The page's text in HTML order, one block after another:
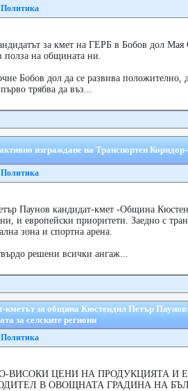
Политика
за кмет на ГЕРБ в Бобов дол Мая
полза на общината ни.
Бобов дол да се развива
трябва да въз...
изграждане на Транспортен
Политика
Паунов кандидат-кмет -Община
и европейски приоритети. Заедно с
зона и спортна арена.
решени всички ангаж...
кметът за община Кюстендил Петър
за селските региони
Политика
ВИСОКИ ЦЕНИ НА ПРОДУКЦИЯТА И
В ОВОЩНАТА ГРАДИНА НА